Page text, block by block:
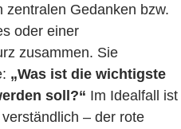
zentralen Gedanken bzw.
oder einer
zusammen. Sie
„Was ist die wichtigste
soll?“ Im Idealfall ist
– der rote